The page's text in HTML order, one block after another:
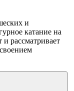
и
катание на
и рассматривает